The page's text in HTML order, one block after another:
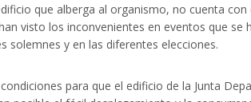
que alberga al organismo, no cuenta
visto los inconvenientes en eventos que se
solemnes y en las diferentes elecciones.
para que el edificio de la Junta